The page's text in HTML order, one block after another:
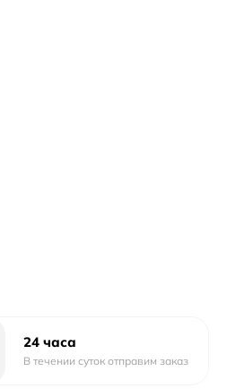
24 часа
В течении суток отправим заказ